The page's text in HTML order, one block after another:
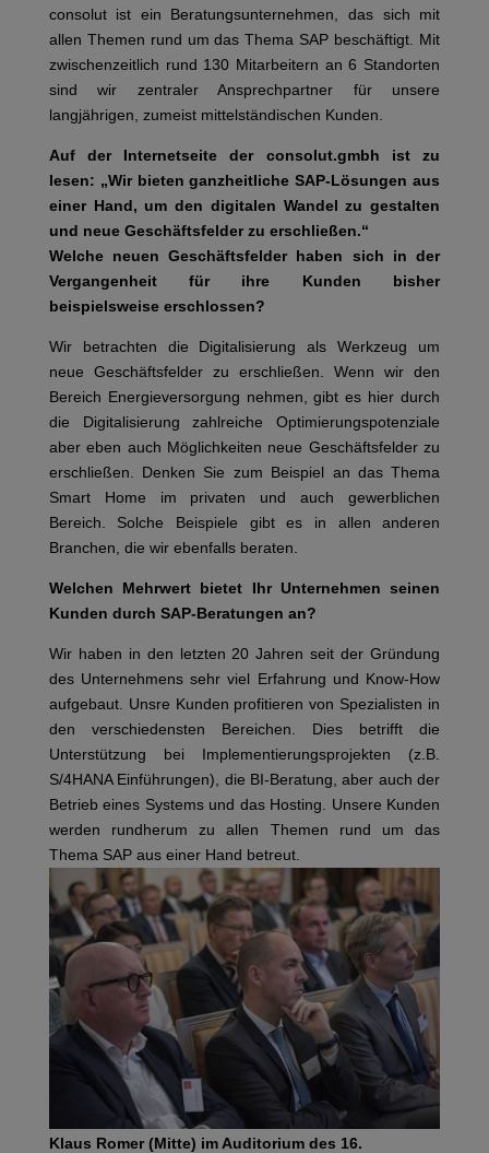
consolut ist ein Beratungsunternehmen, das sich mit
allen Themen rund um das Thema SAP beschäftigt. Mit
zwischenzeitlich rund 130 Mitarbeitern an 6 Standorten
sind wir zentraler Ansprechpartner für unsere
langjährigen, zumeist mittelständischen Kunden.
Auf der Internetseite der consolut.gmbh ist zu
lesen: „Wir bieten ganzheitliche SAP-Lösungen aus
einer Hand, um den digitalen Wandel zu gestalten
und neue Geschäftsfelder zu erschließen.“
Welche neuen Geschäftsfelder haben sich in der
Vergangenheit für ihre Kunden bisher
beispielsweise erschlossen?
Wir betrachten die Digitalisierung als Werkzeug um
neue Geschäftsfelder zu erschließen. Wenn wir den
Bereich Energieversorgung nehmen, gibt es hier durch
die Digitalisierung zahlreiche Optimierungspotenziale
aber eben auch Möglichkeiten neue Geschäftsfelder zu
erschließen. Denken Sie zum Beispiel an das Thema
Smart Home im privaten und auch gewerblichen
Bereich. Solche Beispiele gibt es in allen anderen
Branchen, die wir ebenfalls beraten.
Welchen Mehrwert bietet Ihr Unternehmen seinen
Kunden durch SAP-Beratungen an?
Wir haben in den letzten 20 Jahren seit der Gründung
des Unternehmens sehr viel Erfahrung und Know-How
aufgebaut. Unsre Kunden profitieren von Spezialisten in
den verschiedensten Bereichen. Dies betrifft die
Unterstützung bei Implementierungsprojekten (z.B.
S/4HANA Einführungen), die BI-Beratung, aber auch der
Betrieb eines Systems und das Hosting. Unsere Kunden
werden rundherum zu allen Themen rund um das
Thema SAP aus einer Hand betreut.
Klaus Romer (Mitte) im Auditorium des 16.